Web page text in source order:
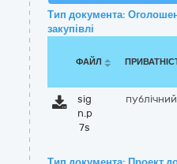
Тип документа:
закупівлі
ФАЙЛ
sig
n.p
7s
публічний